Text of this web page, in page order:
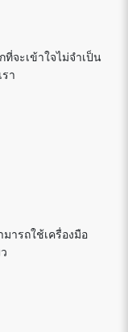
ที่จะเข้าใจไม่จำเป็น
า
ารถใช้เครื่องมือ